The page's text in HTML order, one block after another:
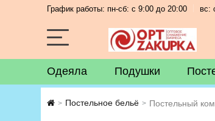
График работы: пн-сб: с 9:00 до 20:00 вс:
Одеяла Подушки
> Постельное бельё > Постельный